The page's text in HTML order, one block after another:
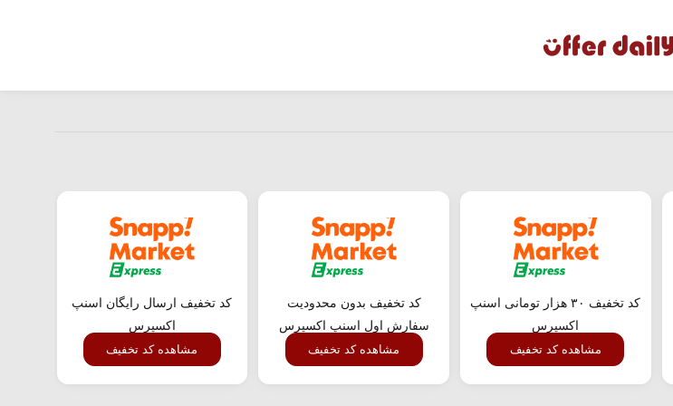
کد تخفیف ۳۰ هزار تومانی اسنپ
اکسپرس
مشاهده کد تخفیف
کد تخفیف بدون محدودیت
سفارش اول اسنپ اکسپرس
مشاهده کد تخفیف
کد تخفیف ارسال رایگان اسنپ
اکسپرس
مشاهده کد تخفیف